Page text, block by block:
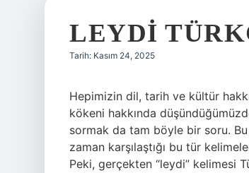
LEYDI
Tarih: Kasım 24, 2025
Hepimizin dil, tarih ve kültür
kökeni hakkında
sormak da tam böyle bir soru.
zaman karşılaştığı bu tür
Peki, gerçekten “leydi” kelimesi